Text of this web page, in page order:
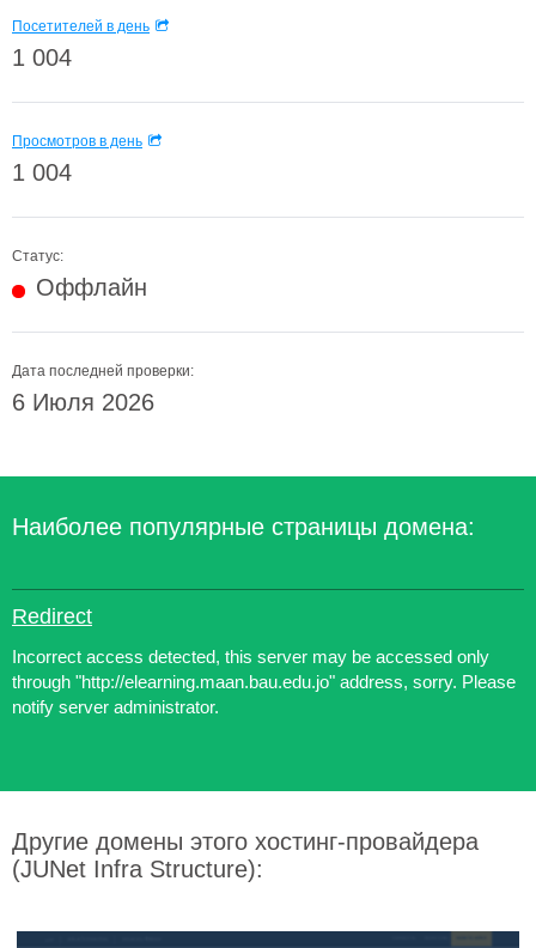
Посетителей в день
1 004
Просмотров в день
1 004
Статус:
Оффлайн
Дата последней проверки:
6 Июля 2026
Наиболее популярные страницы домена:
Redirect
Incorrect access detected, this server may be accessed only
through "http://elearning.maan.bau.edu.jo" address, sorry. Please
notify server administrator.
Другие домены этого хостинг-провайдера
(JUNet Infra Structure):